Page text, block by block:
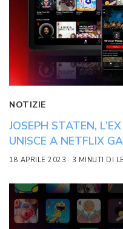
NOTIZIE
JOSEPH STATEN,
UNISCE A NETFLIX
18 APRILE 2023 3 MINUTI DI